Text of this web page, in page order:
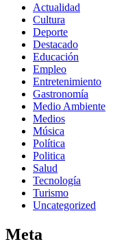
Actualidad
Cultura
Deporte
Destacado
Educación
Empleo
Entretenimiento
Gastronomía
Medio Ambiente
Medios
Música
Política
Politica
Salud
Tecnología
Turismo
Uncategorized
Meta